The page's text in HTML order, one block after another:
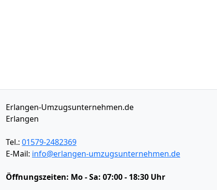
Erlangen-Umzugsunternehmen.de
Erlangen
Tel.: 01579-2482369
E-Mail: info@erlangen-umzugsunternehmen.de
Öffnungszeiten: Mo - Sa: 07:00 - 18:30 Uhr